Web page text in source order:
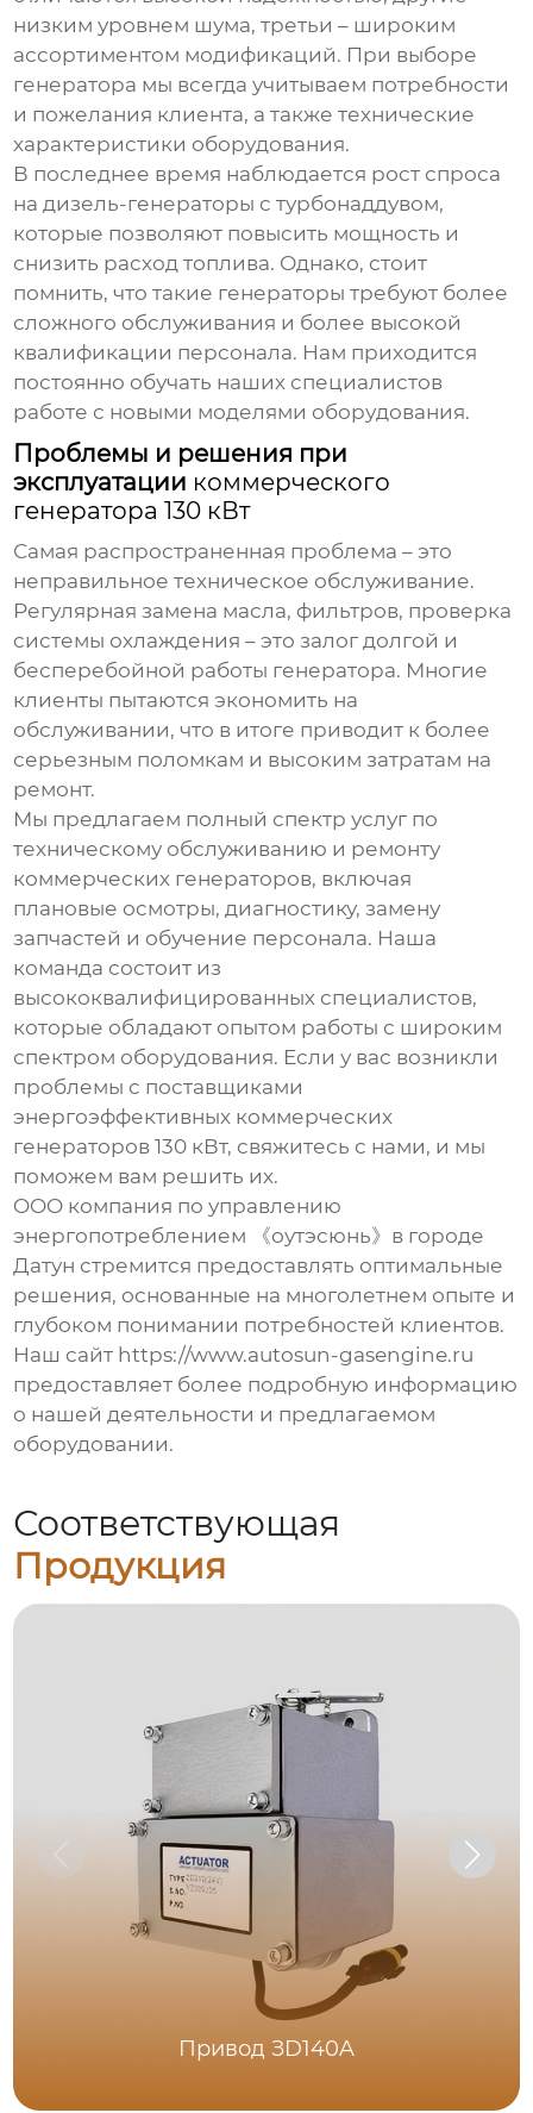
низким уровнем шума, третьи – широким
ассортиментом модификаций. При выборе
генератора мы всегда учитываем потребности
и пожелания клиента, а также технические
характеристики оборудования.
В последнее время наблюдается рост спроса
на дизель-генераторы с турбонаддувом,
которые позволяют повысить мощность и
снизить расход топлива. Однако, стоит
помнить, что такие генераторы требуют более
сложного обслуживания и более высокой
квалификации персонала. Нам приходится
постоянно обучать наших специалистов
работе с новыми моделями оборудования.
Проблемы и решения при
эксплуатации коммерческого
генератора 130 кВт
Самая распространенная проблема – это
неправильное техническое обслуживание.
Регулярная замена масла, фильтров, проверка
системы охлаждения – это залог долгой и
бесперебойной работы генератора. Многие
клиенты пытаются экономить на
обслуживании, что в итоге приводит к более
серьезным поломкам и высоким затратам на
ремонт.
Мы предлагаем полный спектр услуг по
техническому обслуживанию и ремонту
коммерческих генераторов, включая
плановые осмотры, диагностику, замену
запчастей и обучение персонала. Наша
команда состоит из
высококвалифицированных специалистов,
которые обладают опытом работы с широким
спектром оборудования. Если у вас возникли
проблемы с поставщиками
энергоэффективных коммерческих
генераторов 130 кВт, свяжитесь с нами, и мы
поможем вам решить их.
OOO компания по управлению
энергопотреблением 《оутэсюнь》в городе
Датун стремится предоставлять оптимальные
решения, основанные на многолетнем опыте и
глубоком понимании потребностей клиентов.
Наш сайт https://www.autosun-gasengine.ru
предоставляет более подробную информацию
о нашей деятельности и предлагаемом
оборудовании.
Соответствующая
Продукция
Привод ЗD140A